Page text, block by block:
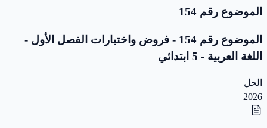
الموضوع رقم 154
الموضوع رقم 154 - فروض واختبارات الفصل الأول -
اللغة العربية - 5 ابتدائي
الحل
2026